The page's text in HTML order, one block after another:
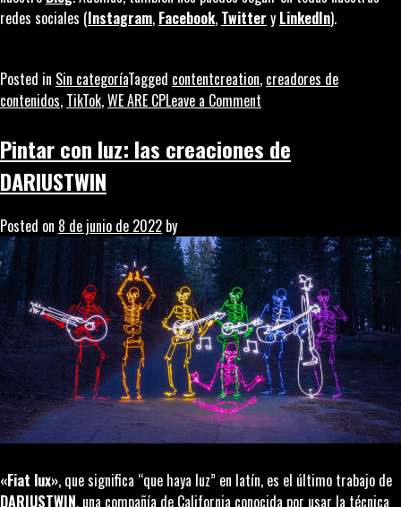
redes sociales (Instagram, Facebook, Twitter y LinkedIn).
Posted in Sin categoríaTagged contentcreation, creadores de
contenidos, TikTok,WE ARE CPLeave a Comment
publicitarios…
desde
casa
Pintar con luz: las creaciones de
DARIUSTWIN
Posted on 8 de junio de 2022 by
«Fiat lux», que significa “que haya luz” en latín, es el último trabajo de
DARIUSTWIN, una compañía de California conocida por usar la técnica